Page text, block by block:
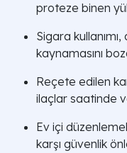
proteze binen
Sigara
kaynamasını
Reçete edilen
ilaçlar saatinde
Ev içi
karşı güvenlik